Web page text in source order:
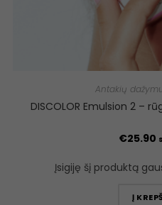
Antakių
DISCOLOR Emulsion 2 –
€25.90
Įsigiję šį produktą
Į